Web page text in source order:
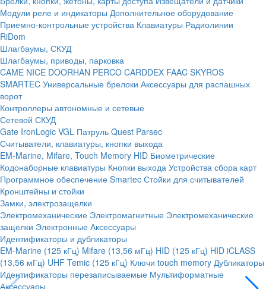
Модули реле и индикаторы Дополнительное оборудование
Приемно-контрольные устройства Клавиатуры Радиолинии
RiDom
Шлагбаумы, СКУД
Шлагбаумы, приводы, парковка
CAME NICE DOORHAN PERCO CARDDEX FAAC SKYROS
SMARTEC Универсальные брелоки Аксессуары для распашных
ворот
Контроллеры автономные и сетевые
Сетевой СКУД
Gate IronLogic VGL Патруль Quest Parsec
Считыватели, клавиатуры, кнопки выхода
EM-Marine, Mifare, Touch Memory HID Биометрические
Кодонаборные клавиатуры Кнопки выхода Устройства сбора карт
Программное обеспечение Smartec Стойки для считывателей
Кронштейны и стойки
Замки, электрозащелки
Электромеханические Электромагнитные Электромеханические
защелки Электронные Аксессуары
Идентификаторы и дубликаторы
EM-Marine (125 кГц) Mifare (13,56 мГц) HID (125 кГц) HID iCLASS
(13,56 мГц) UHF Temic (125 кГц) Ключи touch memory Дубликаторы
Идентификаторы перезаписываемые Мультиформатные
Аксессуары